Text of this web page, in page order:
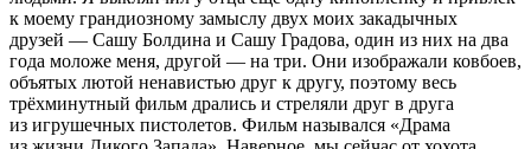
к моему грандиозному замыслу двух моих закадычных
друзей — Сашу Болдина и Сашу Градова, один из них на два
года моложе меня, другой — на три. Они изображали ковбоев,
объятых лютой ненавистью друг к другу, поэтому весь
трёхминутный фильм дрались и стреляли друг в друга
из игрушечных пистолетов. Фильм назывался «Драма